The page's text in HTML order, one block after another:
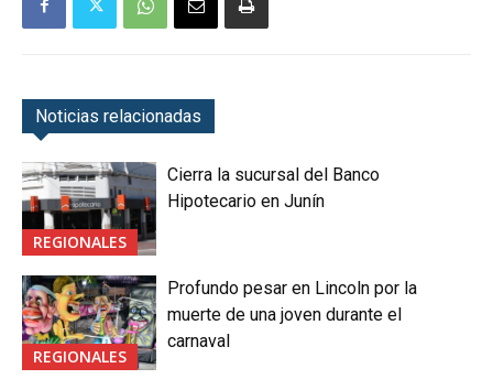
Noticias relacionadas
REGIONALES
Cierra la sucursal del Banco
Hipotecario en Junín
REGIONALES
Profundo pesar en Lincoln por la
muerte de una joven durante el
carnaval